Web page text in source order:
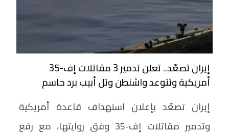
إيران تصعّد.. تعلن تدمير 3 مقاتلات إف-35
أمريكية وتتوعد واشنطن وتل أبيب برد حاسم
إيران تصعّد بإعلان استهداف قاعدة أمريكية
وتدمير مقاتلات إف-35 وفق روايتها، مع رفع